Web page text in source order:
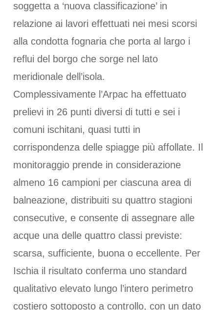
soggetta a ‘nuova classificazione’ in
relazione ai lavori effettuati nei mesi scorsi
alla condotta fognaria che porta al largo i
reflui del borgo che sorge nel lato
meridionale dell’isola.
Complessivamente l’Arpac ha effettuato
prelievi in 26 punti diversi di tutti e sei i
comuni ischitani, quasi tutti in
corrispondenza delle spiagge più affollate. Il
monitoraggio prende in considerazione
almeno 16 campioni per ciascuna area di
balneazione, distribuiti su quattro stagioni
consecutive, e consente di assegnare alle
acque una delle quattro classi previste:
scarsa, sufficiente, buona o eccellente. Per
Ischia il risultato conferma uno standard
qualitativo elevato lungo l’intero perimetro
costiero sottoposto a controllo, con un dato